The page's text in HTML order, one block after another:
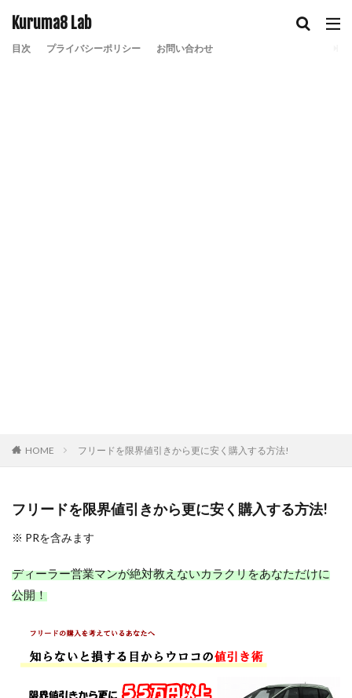
Kuruma8 Lab
目次 プライバシーポリシー お問い合わせ
HOME フリードを限界値引きから更に安く購入する方法!
フリードを限界値引きから更に安く購入する方法!
※ PRを含みます
ディーラー営業マンが絶対教えないカラクリをあなただけに
公開！